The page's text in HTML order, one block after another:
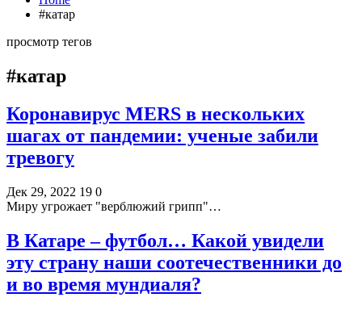
#катар
просмотр тегов
#катар
Коронавирус MERS в нескольких
шагах от пандемии: ученые забили
тревогу
Дек 29, 2022 19 0
Миру угрожает "верблюжий грипп"…
В Катаре – футбол… Какой увидели
эту страну наши соотечественники до
и во время мундиаля?